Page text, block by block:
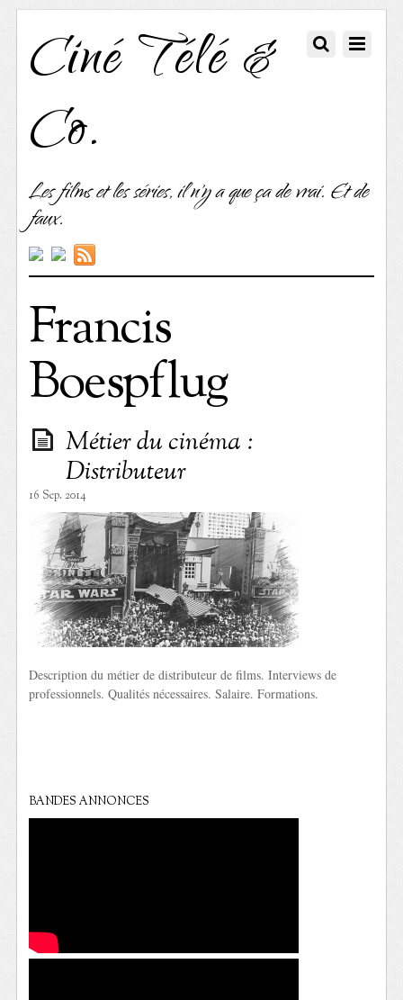
Ciné Télé &
Co.
Les films et les séries, il n'y a que ça de vrai. Et de
faux.
Francis
Boespflug
Métier du cinéma :
Distributeur
16 Sep. 2014
Description du métier de distributeur de films. Interviews de
professionnels. Qualités nécessaires. Salaire. Formations.
BANDES ANNONCES